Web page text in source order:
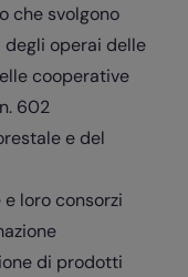
che svolgono
operai delle
cooperative
602
e del
loro consorzi
di prodotti